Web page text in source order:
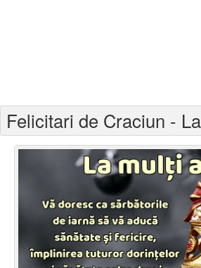
Felicitari varsta
Felicitari zilele anului
Felicitari zile saptamana
Felicitari muzicale
Felicitari muzicale personalizate
Felicitari de Craciun -